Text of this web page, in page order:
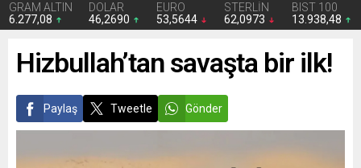
GRAM ALTIN
6.277,08
DOLAR
46,2690
EURO
53,5644
STERLİN
62,0973
BIST 100
13.938,48
Hizbullah’tan savaşta bir ilk!
Paylaş Tweetle Gönder